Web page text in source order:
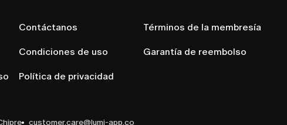
Contáctanos
Condiciones de uso
Política de privacidad
Términos de la membresía
Garantía de reembolso
customer.care@lumi-app.co